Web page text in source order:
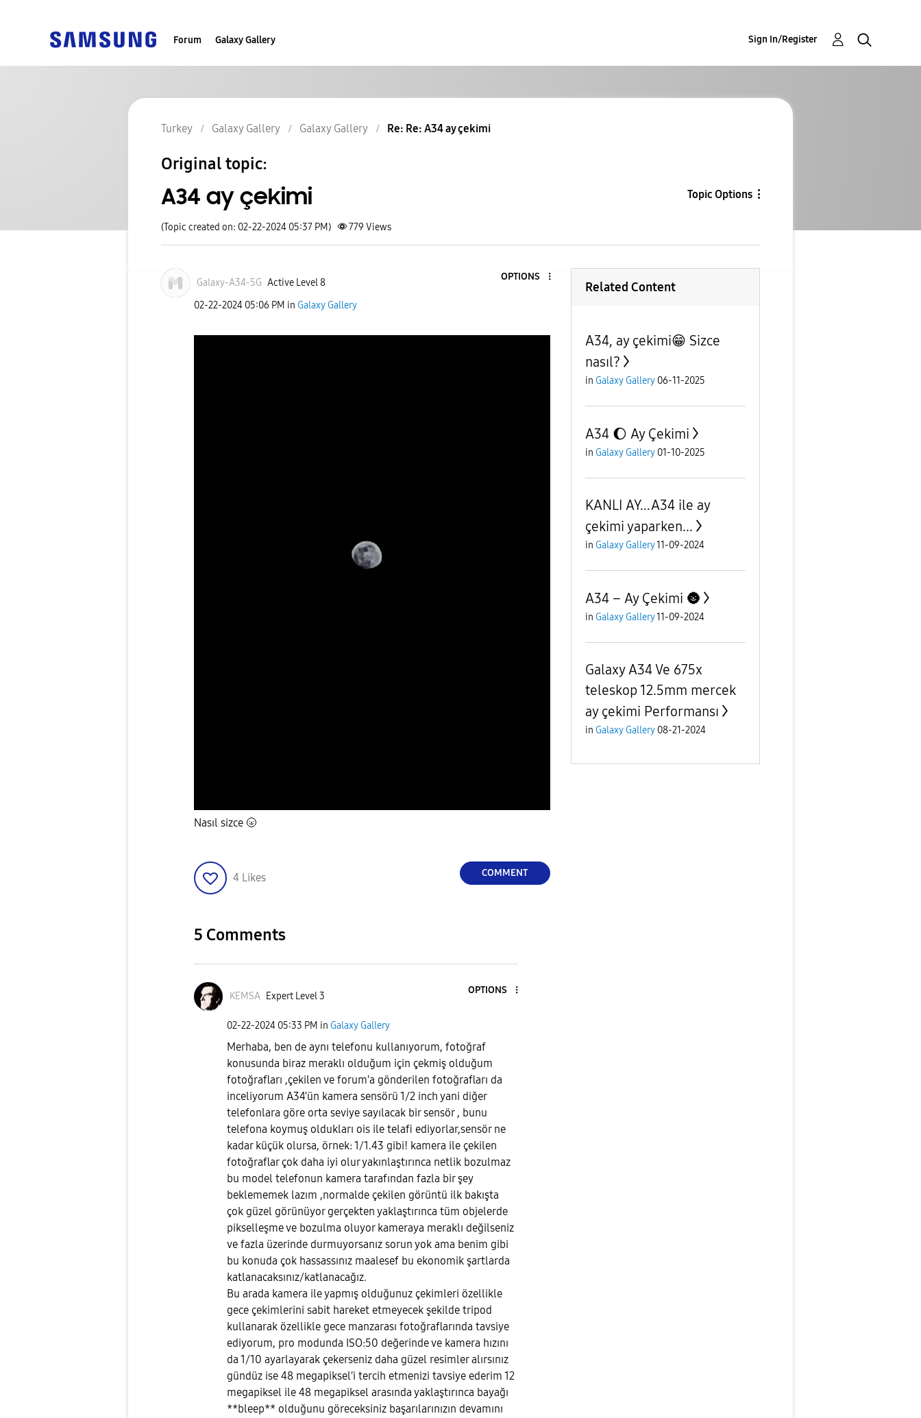
Forum Galaxy Gallery Sign In/Register
Turkey Galaxy Gallery Galaxy Gallery Re: Re: A34 ay çekimi
Original topic:
A34 ay çekimi Topic Options
(Topic created on: 02-22-2024 05:37 PM) 779 Views
Galaxy-A34-5G Active Level 8
OPTIONS
‎02-22-2024 05:06 PM in Galaxy Gallery
Nasıl sizce 🌝
4 Likes COMMENT
5 Comments
KEMSA Expert Level 3
OPTIONS
‎02-22-2024 05:33 PM in Galaxy Gallery
Merhaba, ben de aynı telefonu kullanıyorum, fotoğraf
konusunda biraz meraklı olduğum için çekmiş olduğum
fotoğrafları ,çekilen ve forum'a gönderilen fotoğrafları da
inceliyorum A34'ün kamera sensörü 1/2 inch yani diğer
telefonlara göre orta seviye sayılacak bir sensör , bunu
telefona koymuş oldukları ois ile telafi ediyorlar,sensör ne
kadar küçük olursa, örnek: 1/1.43 gibi! kamera ile çekilen
fotoğraflar çok daha iyi olur yakınlaştırınca netlik bozulmaz
bu model telefonun kamera tarafından fazla bir şey
beklememek lazım ,normalde çekilen görüntü ilk bakışta
çok güzel görünüyor gerçekten yaklaştırınca tüm objelerde
pikselleşme ve bozulma oluyor kameraya meraklı değilseniz
ve fazla üzerinde durmuyorsanız sorun yok ama benim gibi
bu konuda çok hassassınız maalesef bu ekonomik şartlarda
katlanacaksınız/katlanacağız.
Bu arada kamera ile yapmış olduğunuz çekimleri özellikle
gece çekimlerini sabit hareket etmeyecek şekilde tripod
kullanarak özellikle gece manzarası fotoğraflarında tavsiye
ediyorum, pro modunda ISO:50 değerinde ve kamera hızını
da 1/10 ayarlayarak çekerseniz daha güzel resimler alırsınız
gündüz ise 48 megapiksel'i tercih etmenizi tavsiye ederim 12
megapiksel ile 48 megapiksel arasında yaklaştırınca bayağı
**bleep** olduğunu göreceksiniz başarılarınızın devamını
Related Content
A34, ay çekimi😁 Sizce
nasıl?
in Galaxy Gallery 06-11-2025
A34 🌔 Ay Çekimi
in Galaxy Gallery 01-10-2025
KANLI AY...A34 ile ay
çekimi yaparken...
in Galaxy Gallery11-09-2024
A34 – Ay Çekimi 🌚
in Galaxy Gallery11-09-2024
Galaxy A34 Ve 675x
teleskop 12.5mm mercek
ay çekimi Performansı
in Galaxy Gallery 08-21-2024